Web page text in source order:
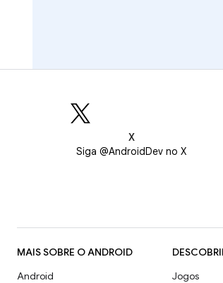
X
Siga @AndroidDev no X
MAIS SOBRE O ANDROID
Android
Jogos